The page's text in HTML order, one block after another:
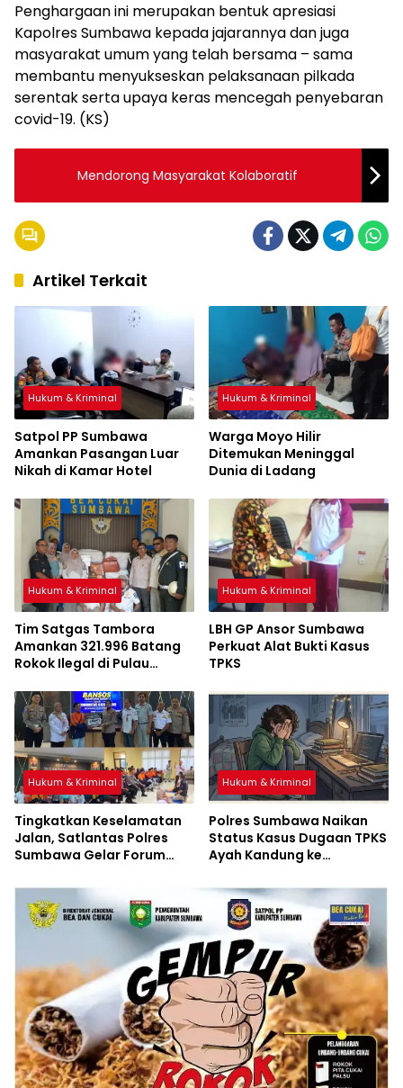
Penghargaan ini merupakan bentuk apresiasi
Kapolres Sumbawa kepada jajarannya dan juga
masyarakat umum yang telah bersama – sama
membantu menyukseskan pelaksanaan pilkada
serentak serta upaya keras mencegah penyebaran
covid-19. (KS)
Mendorong Masyarakat Kolaboratif
Artikel Terkait
Hukum & Kriminal
Satpol PP Sumbawa
Amankan Pasangan Luar
Nikah di Kamar Hotel
Hukum & Kriminal
Warga Moyo Hilir
Ditemukan Meninggal
Dunia di Ladang
Hukum & Kriminal
Tim Satgas Tambora
Amankan 321.996 Batang
Rokok Ilegal di Pulau
Hukum & Kriminal
LBH GP Ansor Sumbawa
Perkuat Alat Bukti Kasus
TPKS
Hukum & Kriminal
Tingkatkan Keselamatan
Jalan, Satlantas Polres
Sumbawa Gelar Forum
Bagikan Bansos
Hukum & Kriminal
Polres Sumbawa Naikan
Status Kasus Dugaan TPKS
Ayah Kandung ke